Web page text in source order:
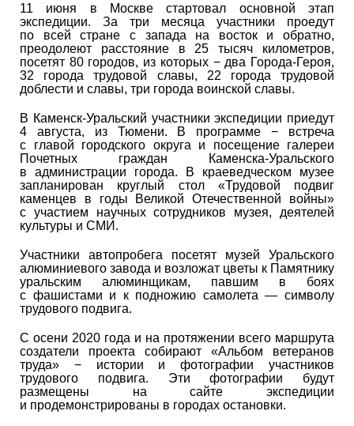
11 июня в Москве стартовал основной этап
экспедиции. За три месяца участники проедут
по всей стране с запада на восток и обратно,
преодолеют расстояние в 25 тысяч километров,
посетят 80 городов, из которых − два Города-Героя,
32 города трудовой славы, 22 города трудовой
доблести и славы, три города воинской славы.
В Каменск-Уральский участники экспедиции приедут
4 августа, из Тюмени. В программе − встреча
с главой городского округа и посещение галереи
Почетных граждан Каменска-Уральского
в администрации города. В краеведческом музее
запланирован круглый стол «Трудовой подвиг
каменцев в годы Великой Отечественной войны»
с участием научных сотрудников музея, деятелей
культуры и СМИ.
Участники автопробега посетят музей Уральского
алюминиевого завода и возложат цветы к Памятнику
уральским алюминщикам, павшим в боях
с фашистами и к подножию самолета — символу
трудового подвига.
С осени 2020 года и на протяжении всего маршрута
создатели проекта собирают «Альбом ветеранов
труда» − истории и фотографии участников
трудового подвига. Эти фотографии будут
размещены на сайте экспедиции
и продемонстрированы в городах остановки.